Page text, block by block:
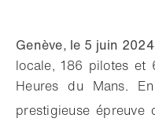
Genève, le 5 juin
locale, 186 pilotes et
Heures du Mans.
prestigieuse épreuve